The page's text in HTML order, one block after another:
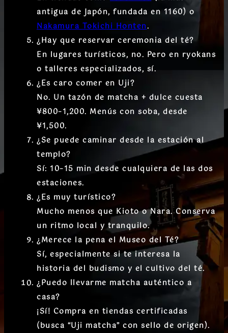
antigua de Japón, fundada en 1160) o
Nakamura Tokichi Honten.
¿Hay que reservar ceremonia del té?
En lugares turísticos, no. Pero en ryokans
o talleres especializados, sí.
¿Es caro comer en Uji?
No. Un tazón de matcha + dulce cuesta
¥800–1,200. Menús con soba, desde
¥1,500.
¿Se puede caminar desde la estación al
templo?
Sí: 10–15 min desde cualquiera de las dos
estaciones.
¿Es muy turístico?
Mucho menos que Kioto o Nara. Conserva
un ritmo local y tranquilo.
¿Merece la pena el Museo del Té?
Sí, especialmente si te interesa la
historia del budismo y el cultivo del té.
¿Puedo llevarme matcha auténtico a
casa?
¡Sí! Compra en tiendas certificadas
(busca “Uji matcha” con sello de origen).